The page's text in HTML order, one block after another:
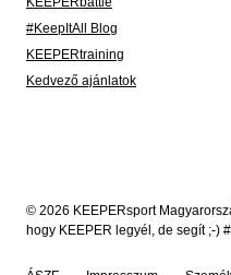
#KeepItAll Blog
KEEPERtraining
Kedvező ajánlatok
© 2026 KEEPERsport
hogy KEEPER legyél, de segít ;-)